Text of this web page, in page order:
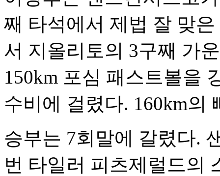
째 타석에서 제법 잘 맞
서 지올리토의 3구째 가
150km 포심 패스트볼을
수비에 걸렸다. 160km의
승부는 7회말에 갈렸다.
번 타일러 피츠제럴드의